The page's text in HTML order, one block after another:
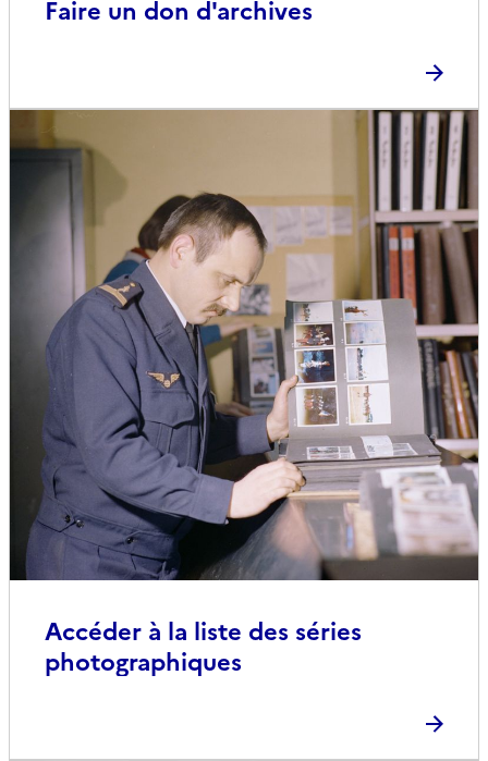
Faire un don d'archives
Accéder à la liste des séries
photographiques